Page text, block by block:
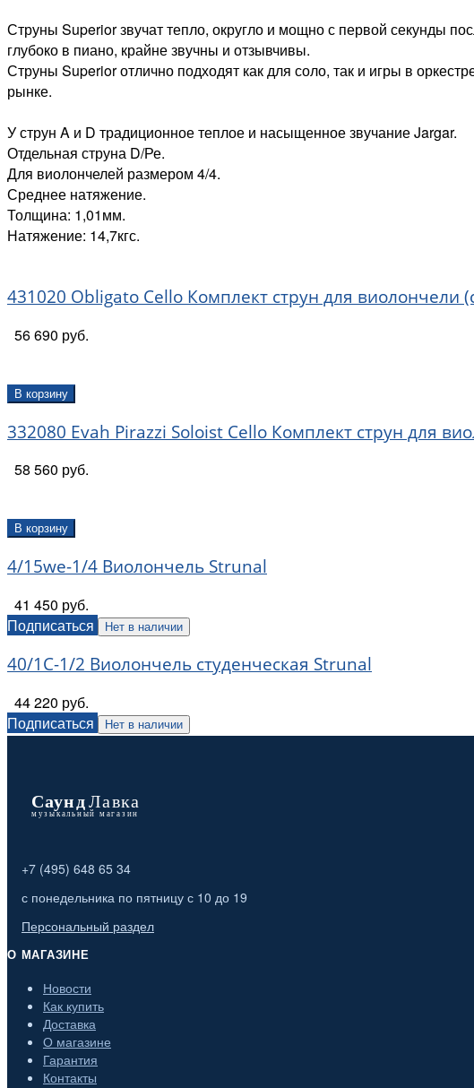
Струны Superior звучат тепло, округло и мощно с первой секунды
глубоко в пиано, крайне звучны и отзывчивы.
Струны Superior отлично подходят как для соло, так и игры в
рынке.
У струн A и D традиционное теплое и насыщенное звучание Jargar.
Отдельная струна D/Ре.
Для виолончелей размером 4/4.
Среднее натяжение.
Толщина: 1,01мм.
Натяжение: 14,7кгс.
431020 Obligato Cello Комплект струн для виолончели
56 690 руб.
В корзину
332080 Evah Pirazzi Soloist Cello Комплект струн для
58 560 руб.
В корзину
4/15we-1/4 Виолончель Strunal
41 450 руб.
Подписаться
Нет в наличии
40/1C-1/2 Виолончель студенческая Strunal
44 220 руб.
Подписаться
Нет в наличии
+7 (495) 648 65 34
с понедельника по пятницу с 10 до 19
Персональный раздел
О МАГАЗИНЕ
Новости
Как купить
Доставка
О магазине
Гарантия
Контакты